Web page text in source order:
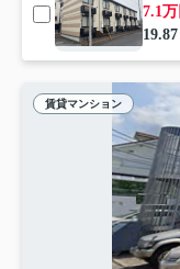
7.1万
賃貸マンション